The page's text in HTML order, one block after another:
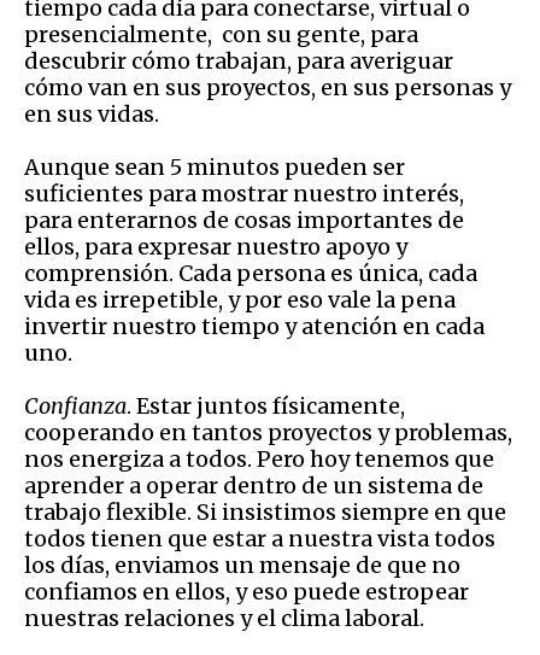
tiempo cada día para conectarse, virtual o
presencialmente, con su gente, para
descubrir cómo trabajan, para averiguar
cómo van en sus proyectos, en sus personas y
en sus vidas.
Aunque sean 5 minutos pueden ser
suficientes para mostrar nuestro interés,
para enterarnos de cosas importantes de
ellos, para expresar nuestro apoyo y
comprensión. Cada persona es única, cada
vida es irrepetible, y por eso vale la pena
invertir nuestro tiempo y atención en cada
uno.
Confianza. Estar juntos físicamente,
cooperando en tantos proyectos y problemas,
nos energiza a todos. Pero hoy tenemos que
aprender a operar dentro de un sistema de
trabajo flexible. Si insistimos siempre en que
todos tienen que estar a nuestra vista todos
los días, enviamos un mensaje de que no
confiamos en ellos, y eso puede estropear
nuestras relaciones y el clima laboral.